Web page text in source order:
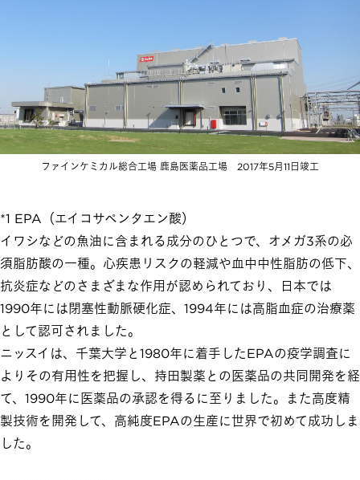
ファインケミカル総合工場 鹿島医薬品工場 2017年5月11日竣工
*1 EPA（エイコサペンタエン酸）
イワシなどの魚油に含まれる成分のひとつで、オメガ3系の必
須脂肪酸の一種。心疾患リスクの軽減や血中中性脂肪の低下、
抗炎症などのさまざまな作用が認められており、日本では
1990年には閉塞性動脈硬化症、1994年には高脂血症の治療薬
として認可されました。
ニッスイは、千葉大学と1980年に着手したEPAの疫学調査に
よりその有用性を把握し、持田製薬との医薬品の共同開発を経
て、1990年に医薬品の承認を得るに至りました。また高度精
製技術を開発して、高純度EPAの生産に世界で初めて成功しま
した。